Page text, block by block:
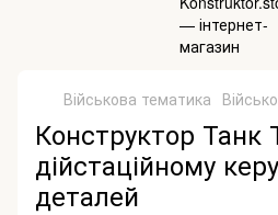
Військова тематика
Конструктор Танк
дійстаційному
деталей